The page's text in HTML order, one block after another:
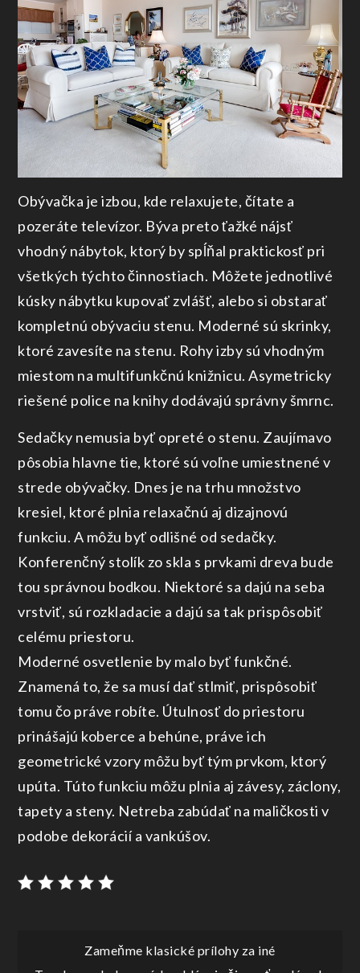
Obývačka je izbou, kde relaxujete, čítate a
pozeráte televízor. Býva preto ťažké nájsť
vhodný nábytok, ktorý by spĺňal praktickosť pri
všetkých týchto činnostiach. Môžete jednotlivé
kúsky nábytku kupovať zvlášť, alebo si obstarať
kompletnú obývaciu stenu. Moderné sú skrinky,
ktoré zavesíte na stenu. Rohy izby sú vhodným
miestom na multifunkčnú knižnicu. Asymetricky
riešené police na knihy dodávajú správny šmrnc.
Sedačky nemusia byť opreté o stenu. Zaujímavo
pôsobia hlavne tie, ktoré sú voľne umiestnené v
strede obývačky. Dnes je na trhu množstvo
kresiel, ktoré plnia relaxačnú aj dizajnovú
funkciu. A môžu byť odlišné od sedačky.
Konferenčný stolík zo skla s prvkami dreva bude
tou správnou bodkou. Niektoré sa dajú na seba
vrstviť, sú rozkladacie a dajú sa tak prispôsobiť
celému priestoru.
Moderné osvetlenie by malo byť funkčné.
Znamená to, že sa musí dať stlmiť, prispôsobiť
tomu čo práve robíte. Útulnosť do priestoru
prinášajú koberce a behúne, práve ich
geometrické vzory môžu byť tým prvkom, ktorý
upúta. Túto funkciu môžu plnia aj závesy, záclony,
tapety a steny. Netreba zabúdať na maličkosti v
podobe dekorácií a vankúšov.
Navigace
Zameňme klasické prílohy za iné